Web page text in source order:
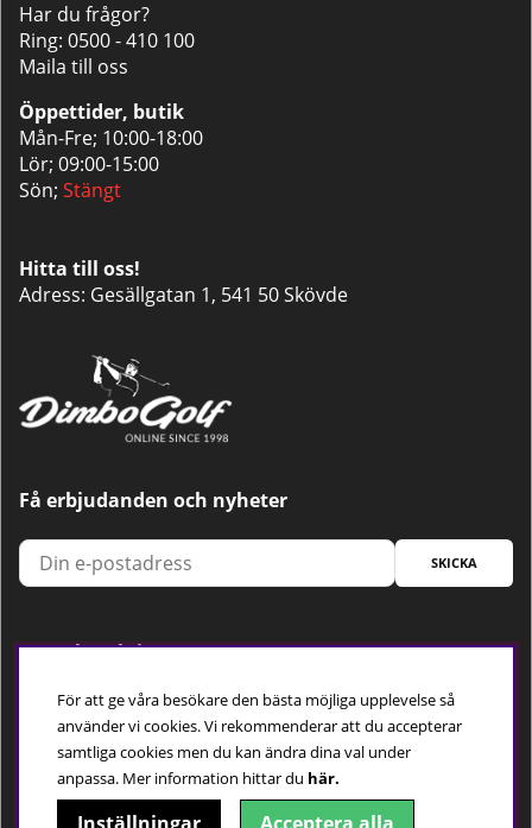
Har du frågor?
Ring: 0500 - 410 100
Maila till oss
Öppettider, butik
Mån-Fre; 10:00-18:00
Lör; 09:00-15:00
Sön; Stängt
Hitta till oss!
Adress: Gesällgatan 1, 541 50 Skövde
Få erbjudanden och nyheter
SKICKA
Trygg betalning
Följ oss
För att ge våra besökare den bästa möjliga upplevelse så
använder vi cookies. Vi rekommenderar att du accepterar
samtliga cookies men du kan ändra dina val under
anpassa. Mer information hittar du här.